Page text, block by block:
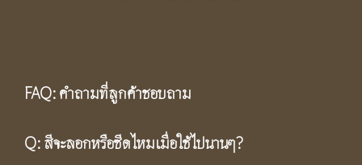
FAQ:คำถามที่ลูกค้าชอบถาม
Q:สีจะลอกหรือซีดไหมเมื่อใช้ไปนานๆ?